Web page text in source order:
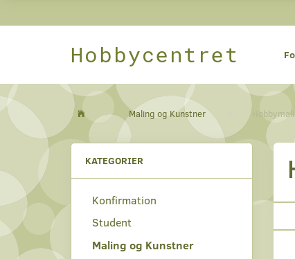
Hobbycentret
Maling og Kunstner
KATEGORIER
Konfirmation
Student
Maling og Kunstner